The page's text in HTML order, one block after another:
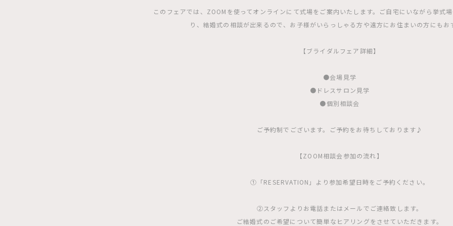
このフェアでは、ZOOMを使ってオンラインにて式場をご案内いたします。ご自宅にいながら挙式
り、結婚式の相談が出来るので、お子様がいらっしゃる方や遠方にお住まいの方にもお
【ブライダルフェア詳細】
●会場見学
●ドレスサロン見学
●個別相談会
ご予約制でございます。ご予約をお待ちしております♪
【ZOOM相談会参加の流れ】
①「RESERVATION」より参加希望日時をご予約ください。
②スタッフよりお電話またはメールでご連絡致します。
ご結婚式のご希望について簡単なヒアリングをさせていただきます。